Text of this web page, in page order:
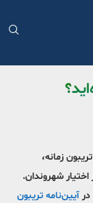
زمانه،
شهروندان.
آیین‌نامه تریبون